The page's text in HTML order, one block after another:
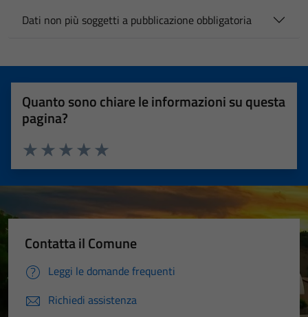
Dati non più soggetti a pubblicazione obbligatoria
Quanto sono chiare le informazioni su questa
pagina?
Valuta 5 stelle su 5
Valuta 4 stelle su 5
Valuta 3 stelle su 5
Valuta 2 stelle su 5
Valuta 1 stelle su 5
Contatta il Comune
Leggi le domande frequenti
Richiedi assistenza